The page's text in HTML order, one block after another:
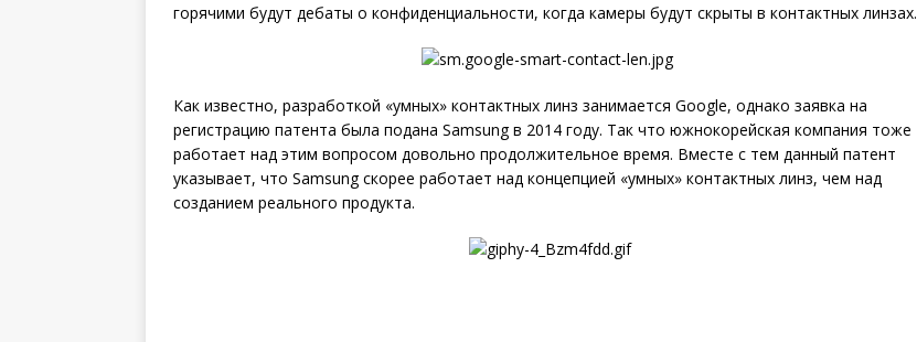
горячими будут дебаты о конфиденциальности, когда камеры будут скрыты в контактных линзах.
Как известно, разработкой «умных» контактных линз занимается Google, однако заявка на
регистрацию патента была подана Samsung в 2014 году. Так что южнокорейская компания тоже
работает над этим вопросом довольно продолжительное время. Вместе с тем данный патент
указывает, что Samsung скорее работает над концепцией «умных» контактных линз, чем над
созданием реального продукта.